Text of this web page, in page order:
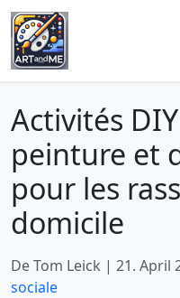
Activités
peinture et
pour les
domicile
De Tom Leick | 21. April
sociale